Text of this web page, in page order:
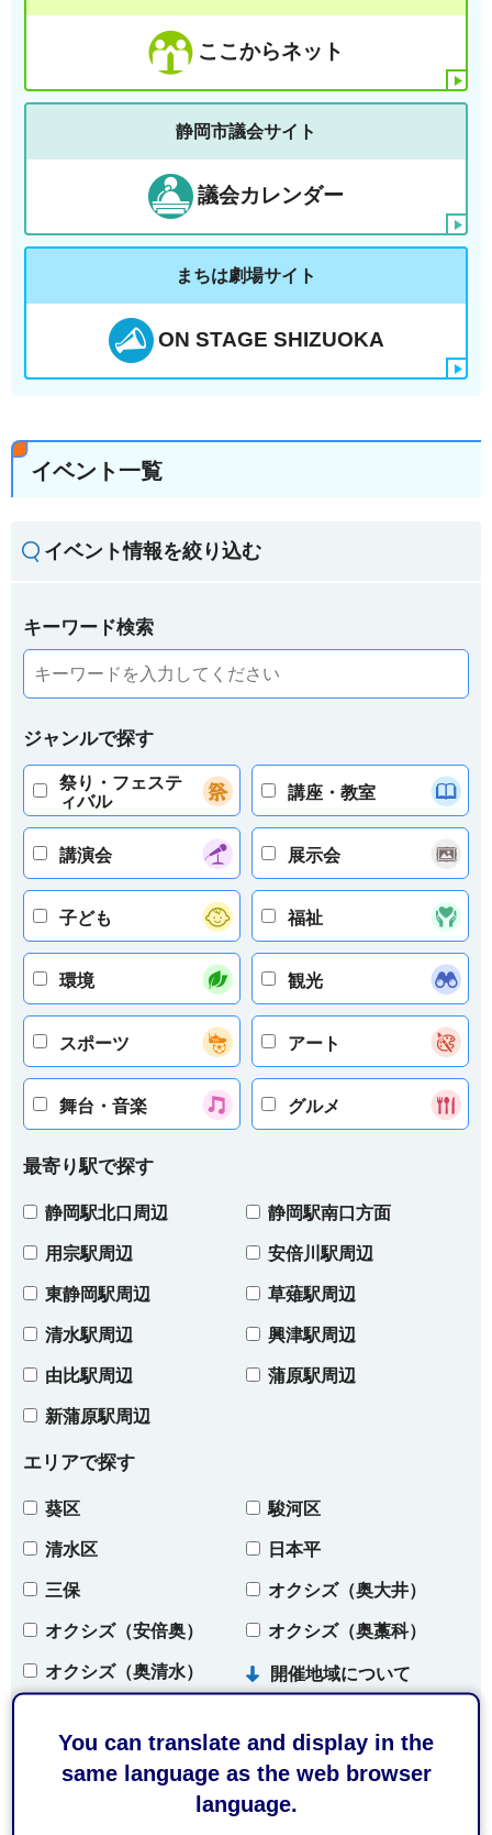
You can translate and display in the
same language as the web browser
language.
ここからネット
静岡市議会サイト
議会カレンダー
まちは劇場サイト
ON STAGE SHIZUOKA
イベント一覧
イベント情報を絞り込む
キーワード検索
ジャンルで探す
祭り・フェステ
ィバル
講座・教室
講演会 展示会
子ども 福祉
環境 観光
スポーツ アート
舞台・音楽 グルメ
最寄り駅で探す
静岡駅北口周辺 静岡駅南口方面
用宗駅周辺 安倍川駅周辺
東静岡駅周辺 草薙駅周辺
清水駅周辺 興津駅周辺
由比駅周辺 蒲原駅周辺
新蒲原駅周辺
エリアで探す
葵区 駿河区
清水区 日本平
三保 オクシズ（奥大井）
オクシズ（安倍奥） オクシズ（奥藁科）
オクシズ（奥清水） 開催地域について
条件をクリア